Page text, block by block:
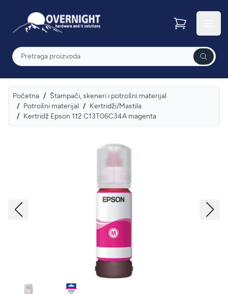
Overnight
Pretraga
Početna / Štampači, skeneri i potrošni materijal
/ Potrošni materijal / Kertridži/Mastila
/ Kertridž Epson 112 C13T06C34A magenta